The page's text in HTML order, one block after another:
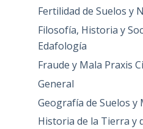
Fertilidad de Suelos y
Filosofía, Historia y
Edafología
Fraude y Mala Praxis
General
Geografía de Suelos y
Historia de la Tierra y